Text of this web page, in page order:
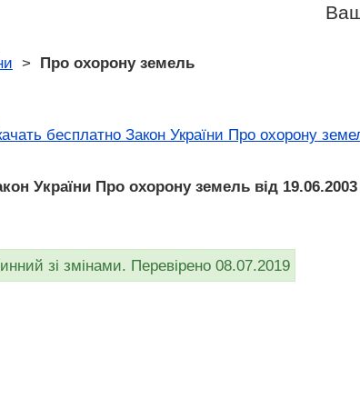
> Про охорону земель
бесплатно Закон України Про охорону
України Про охорону земель від
зі змінами. Перевірено 08.07.2019